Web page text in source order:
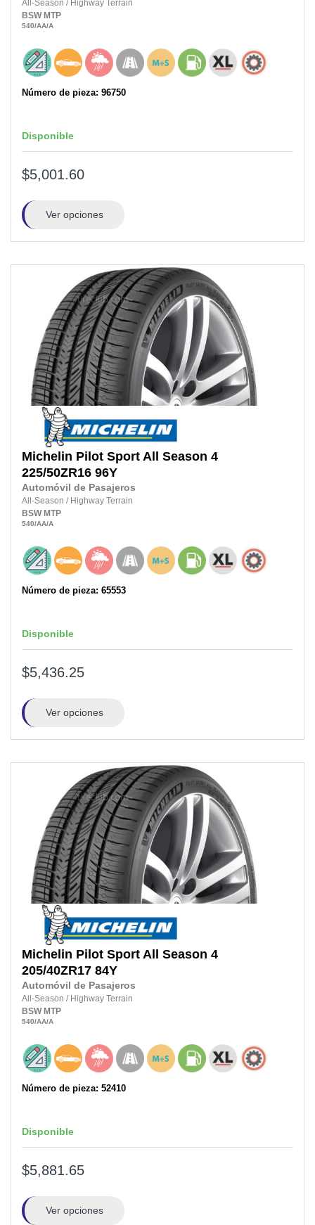
All-Season / Highway Terrain
BSW MTP
540/AA/A
Número de pieza: 96750
Disponible
$5,001.60
Ver opciones
Michelin Pilot Sport All Season 4
225/50ZR16 96Y
Automóvil de Pasajeros
All-Season / Highway Terrain
BSW MTP
540/AA/A
Número de pieza: 65553
Disponible
$5,436.25
Ver opciones
Michelin Pilot Sport All Season 4
205/40ZR17 84Y
Automóvil de Pasajeros
All-Season / Highway Terrain
BSW MTP
540/AA/A
Número de pieza: 52410
Disponible
$5,881.65
Ver opciones